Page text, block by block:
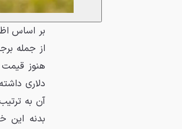
از جمله